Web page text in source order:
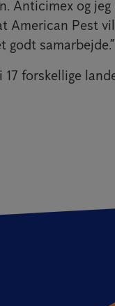
Anticimex og jeg
American Pest
godt samarbejde.”
forskellige